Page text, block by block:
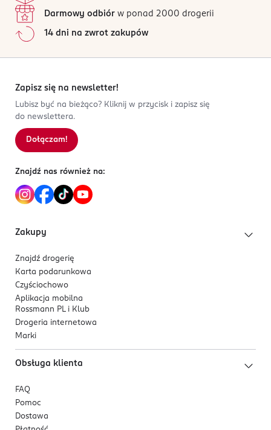
Darmowy odbiór w ponad 2000 drogerii
14 dni na zwrot zakupów
Zapisz się na newsletter!
Lubisz być na bieżąco? Kliknij w przycisk i zapisz się
do newslettera.
Dołączam!
Znajdź nas również na:
Zakupy
Znajdź drogerię
Karta podarunkowa
Czyściochowo
Aplikacja mobilna
Rossmann PL i Klub
Drogeria internetowa
Marki
Obsługa klienta
FAQ
Pomoc
Dostawa